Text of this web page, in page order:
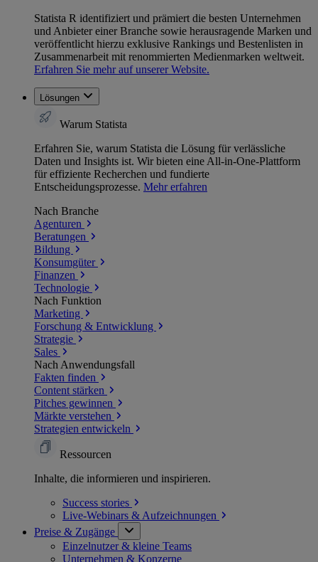
Statista R identifiziert und prämiert die besten Unternehmen
und Anbieter einer Branche sowie herausragende Marken und
veröffentlicht hierzu exklusive Rankings und Bestenlisten in
Zusammenarbeit mit renommierten Medienmarken weltweit.
Erfahren Sie mehr auf unserer Website.
Lösungen
Warum Statista
Erfahren Sie, warum Statista die Lösung für verlässliche
Daten und Insights ist. Wir bieten eine All-in-One-Plattform
für effiziente Recherchen und fundierte
Entscheidungsprozesse. Mehr erfahren
Nach Branche
Agenturen
Beratungen
Bildung
Konsumgüter
Finanzen
Technologie
Nach Funktion
Marketing
Forschung & Entwicklung
Strategie
Sales
Nach Anwendungsfall
Fakten finden
Content stärken
Pitches gewinnen
Märkte verstehen
Strategien entwickeln
Ressourcen
Inhalte, die informieren und inspirieren.
Success stories
Live-Webinars & Aufzeichnungen
Preise & Zugänge
Einzelnutzer & kleine Teams
Unternehmen & Konzerne